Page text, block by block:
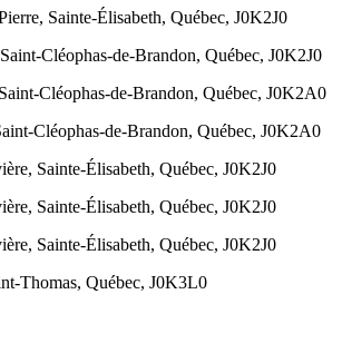
Sainte-Élisabeth, Québec, J0K2J0
Cléophas-de-Brandon, Québec, J0K2J0
Cléophas-de-Brandon, Québec, J0K2A0
Cléophas-de-Brandon, Québec, J0K2A0
Sainte-Élisabeth, Québec, J0K2J0
Sainte-Élisabeth, Québec, J0K2J0
Sainte-Élisabeth, Québec, J0K2J0
Thomas, Québec, J0K3L0